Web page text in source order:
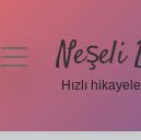
menüyüNeşeli
Hızlı